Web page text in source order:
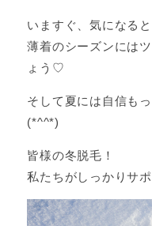
いますぐ、気になる
薄着のシーズンには
ょう♡
そして夏には自信も
(*^^*)
皆様の冬脱毛！
私たちがしっかりサ